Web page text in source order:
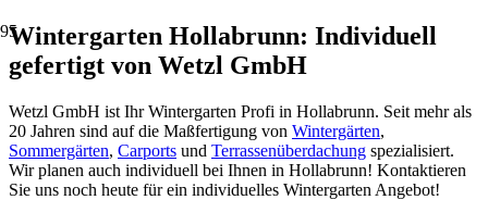
Wintergarten Hollabrunn: Individuell
gefertigt von Wetzl GmbH
Wetzl GmbH ist Ihr Wintergarten Profi in Hollabrunn. Seit mehr als
20 Jahren sind auf die Maßfertigung von Wintergärten,
Sommergärten, Carports und Terrassenüberdachung spezialisiert.
Wir planen auch individuell bei Ihnen in Hollabrunn! Kontaktieren
Sie uns noch heute für ein individuelles Wintergarten Angebot!